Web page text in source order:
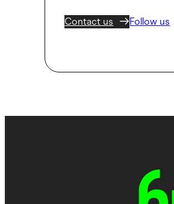
Contact us Follow us